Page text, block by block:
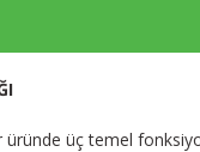
üründe üç temel